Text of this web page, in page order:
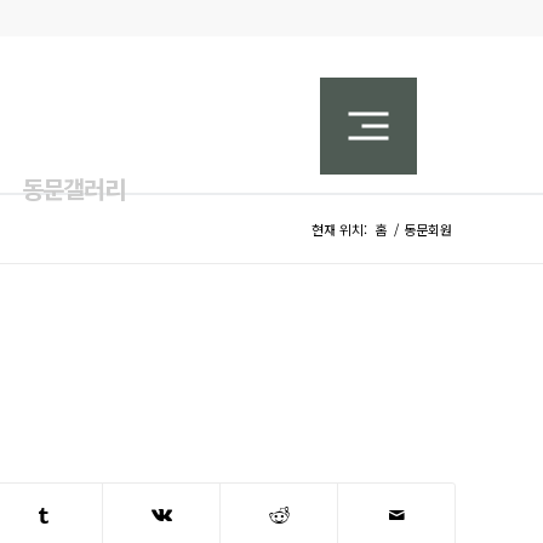
동문갤러리
현재 위치: 홈 / 동문회원